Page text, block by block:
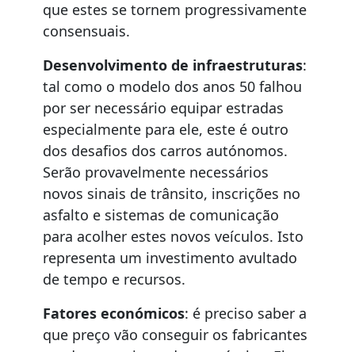
que estes se tornem progressivamente
consensuais.
Desenvolvimento de infraestruturas:
tal como o modelo dos anos 50 falhou
por ser necessário equipar estradas
especialmente para ele, este é outro
dos desafios dos carros autónomos.
Serão provavelmente necessários
novos sinais de trânsito, inscrições no
asfalto e sistemas de comunicação
para acolher estes novos veículos. Isto
representa um investimento avultado
de tempo e recursos.
Fatores económicos: é preciso saber a
que preço vão conseguir os fabricantes